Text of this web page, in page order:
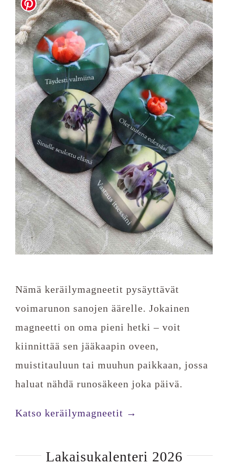
Nämä keräilymagneetit pysäyttävät
voimarunon sanojen äärelle. Jokainen
magneetti on oma pieni hetki – voit
kiinnittää sen jääkaapin oveen,
muistitauluun tai muuhun paikkaan, jossa
haluat nähdä runosäkeen joka päivä.
Katso keräilymagneetit →
Lakaisukalenteri 2026